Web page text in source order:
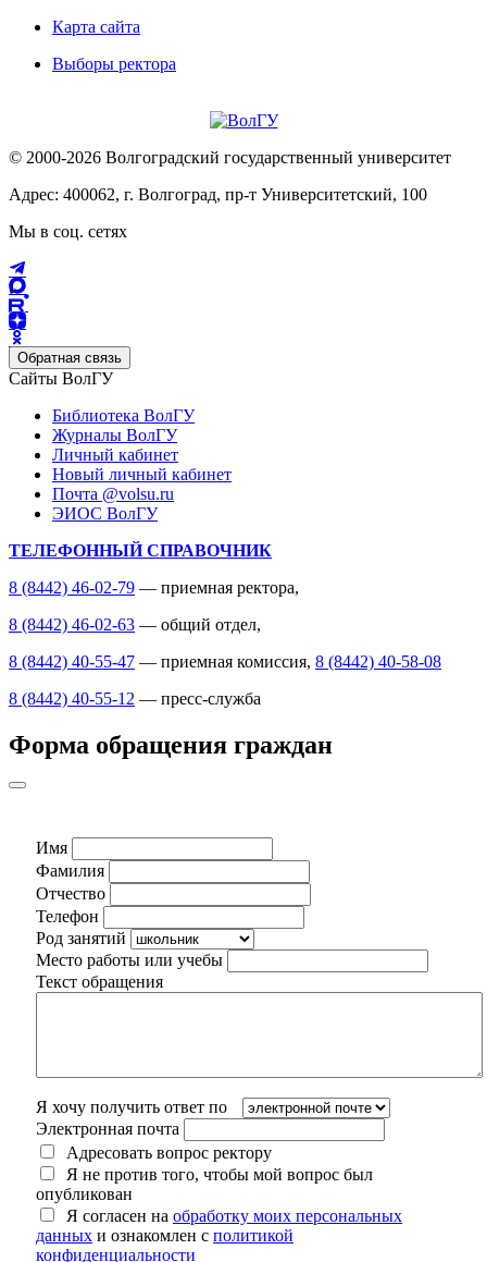
Карта сайта
Выборы ректора
© 2000-2026 Волгоградский государственный университет
Адрес: 400062, г. Волгоград, пр-т Университетский, 100
Мы в соц. сетях
Обратная связь
Сайты ВолГУ
Библиотека ВолГУ
Журналы ВолГУ
Личный кабинет
Новый личный кабинет
Почта @volsu.ru
ЭИОС ВолГУ
ТЕЛЕФОННЫЙ СПРАВОЧНИК
8 (8442) 46-02-79 — приемная ректора,
8 (8442) 46-02-63 — общий отдел,
8 (8442) 40-55-47 — приемная комиссия, 8 (8442) 40-58-08
8 (8442) 40-55-12 — пресс-служба
Форма обращения граждан
Имя
Фамилия
Отчество
Телефон
Род занятий
Место работы или учебы
Текст обращения
Я хочу получить ответ по
Электронная почта
Адресовать вопрос ректору
Я не против того, чтобы мой вопрос был
опубликован
Я согласен на обработку моих персональных
данных и ознакомлен с политикой
конфиденциальности